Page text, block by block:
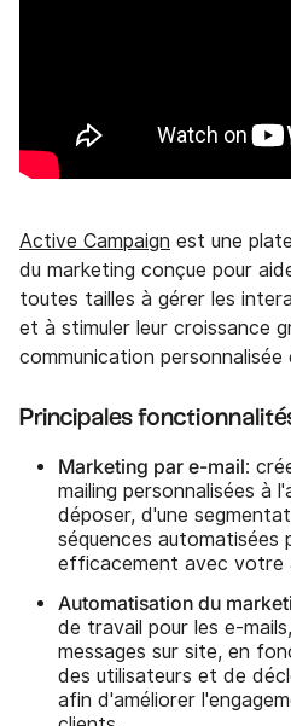
Active Campaign est une
du marketing conçue pour
toutes tailles à gérer les
et à stimuler leur croissance
communication
Principales
Marketing par e-mail:
mailing personnalisées à
déposer, d'une
séquences automatisées
efficacement avec votre
Automatisation du
de travail pour les e-
messages sur site, en
des utilisateurs et de
afin d'améliorer